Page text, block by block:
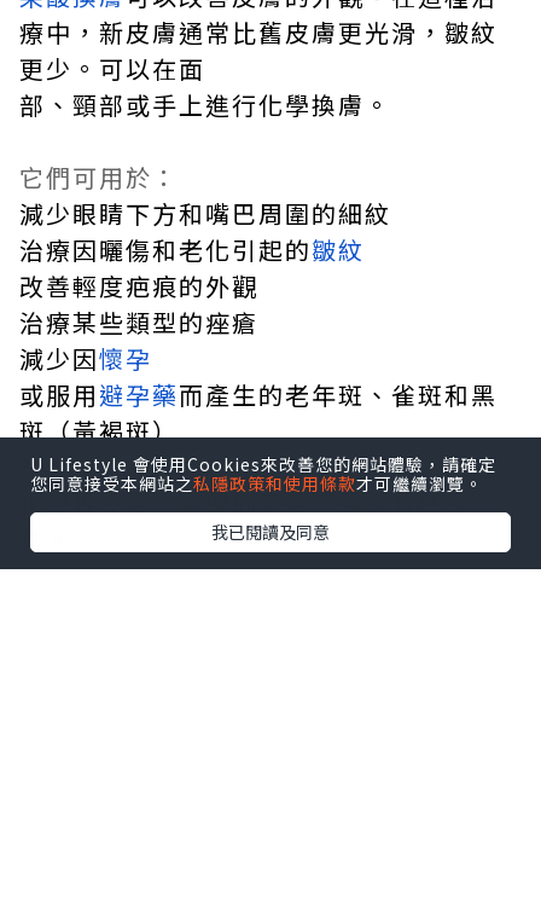
療中，新皮膚通常比舊皮膚更光滑，皺紋
更少。可以在面
部、頸部或手上進行化學換膚。
它們可用於：
減少眼睛下方和嘴巴周圍的細紋
治療因曬傷和老化引起的皺紋
改善輕度疤痕的外觀
治療某些類型的痤瘡
減少因懷孕
或服用避孕藥而產生的老年斑、雀斑和黑
斑（黃褐斑）
改善皮膚的外觀和感覺
化學脫皮後，曬傷的區域可能會有所改
善。
U Lifestyle 會使用Cookies來改善您的網站體驗，請確定
您同意接受本網站之私隱政策和使用條款才可繼續瀏覽。
我已閱讀及同意